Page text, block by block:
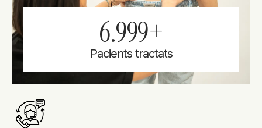
Pacients tractats
7.000+